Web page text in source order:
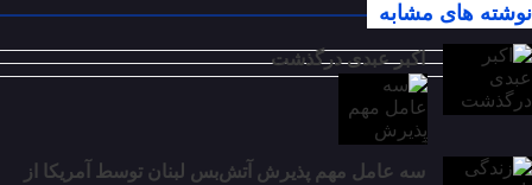
نوشته های مشابه
اکبر عبدی درگذشت
سه عامل مهم پذیرش آتش‌بس لبنان توسط آمریکا از